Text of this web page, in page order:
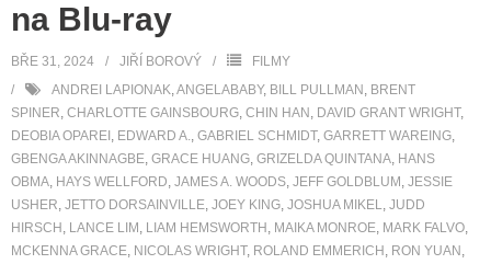
na Blu-ray
BŘE 31, 2024 JIŘÍ BOROVÝ
FILMY
ANDREI LAPIONAK,ANGELABABY, BILL PULLMAN , BRENT
SPINER, CHARLOTTE GAINSBOURG, CHIN HAN , DAVID GRANT WRIGHT,
DEOBIA OPAREI , EDWARD A., GABRIEL SCHMIDT, GARRETT WAREING,
GBENGA AKINNAGBE, GRACE HUANG, GRIZELDA QUINTANA, HANS
OBMA, HAYS WELLFORD, JAMES A. WOODS, JEFF GOLDBLUM , JESSIE
USHER, JETTO DORSAINVILLE, JOEY KING, JOSHUA MIKEL, JUDD
HIRSCH , LANCE LIM , LIAM HEMSWORTH , MAIKA MONROE, MARK FALVO,
MCKENNA GRACE, NICOLAS WRIGHT, ROLAND EMMERICH , RON YUAN ,